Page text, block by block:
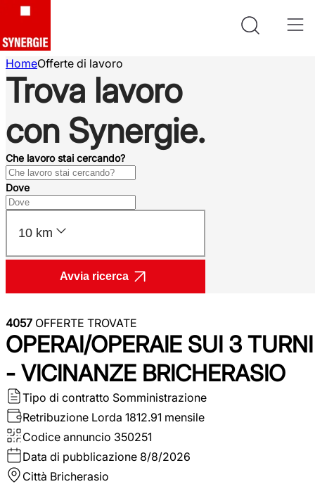
HomeOfferte di lavoro
Trova lavoro
con Synergie.
Che lavoro stai cercando?
Dove
10 km
Avvia ricerca
4057 OFFERTE TROVATE
OPERAI/OPERAIE SUI 3 TURNI
- VICINANZE BRICHERASIO
Tipo di contratto Somministrazione
Retribuzione Lorda 1812.91 mensile
Codice annuncio 350251
Data di pubblicazione 8/8/2026
Città Bricherasio